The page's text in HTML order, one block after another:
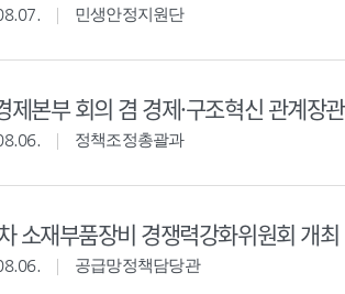
민생안정지원단
제본부 회의 겸 경제·구조혁신 관계장
정책조정총괄과
소재부품장비 경쟁력강화위원회 개최
공급망정책담당관